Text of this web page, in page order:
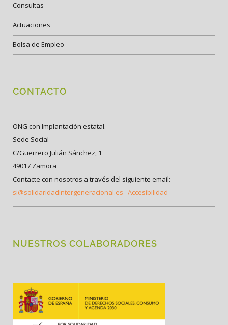
Consultas
Actuaciones
Bolsa de Empleo
CONTACTO
ONG con Implantación estatal.
Sede Social
C/Guerrero Julián Sánchez, 1
49017 Zamora
Contacte con nosotros a través del siguiente email:
si@solidaridadintergeneracional.es Accesibilidad
NUESTROS COLABORADORES